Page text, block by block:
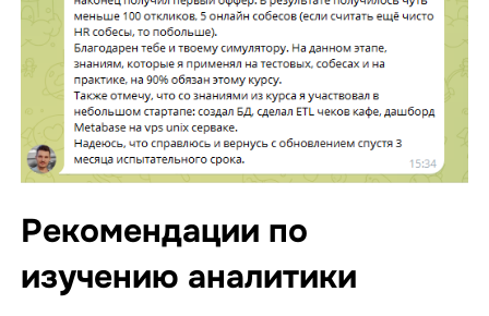
Рекомендации по
изучению аналитики